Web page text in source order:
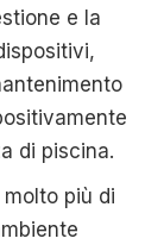
e la
di piscina.
più di